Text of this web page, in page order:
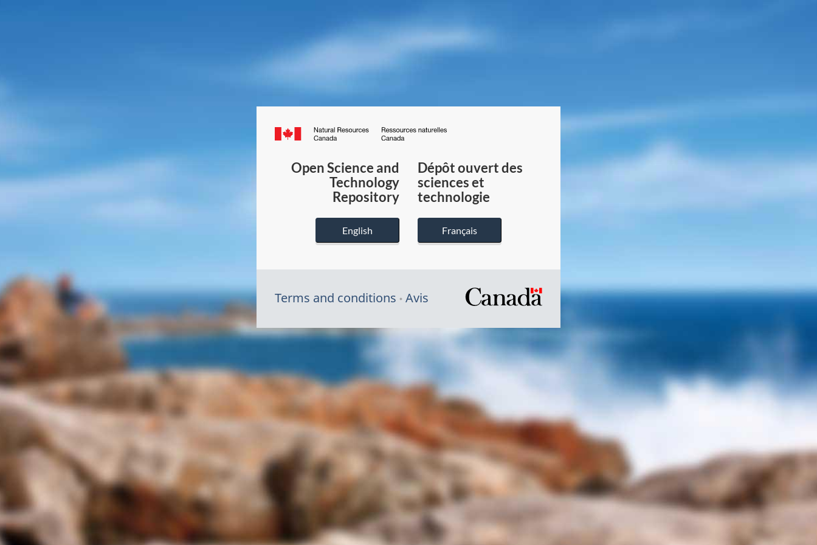
Canada.ca
du
Canada
Open Science and
Technology
Repository
English
Dépôt ouvert des
sciences et
technologie
Français
Terms and conditions Avis
/
gouvernement